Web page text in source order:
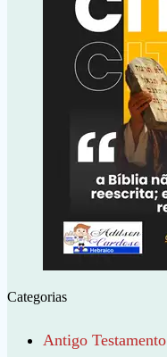
Categorias
Antigo Testamento